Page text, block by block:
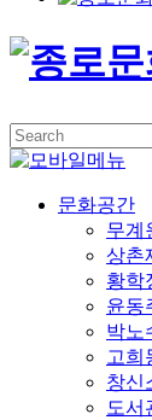
문화공간
무계
상촌
황학
윤동
박노
고희
창신
도서